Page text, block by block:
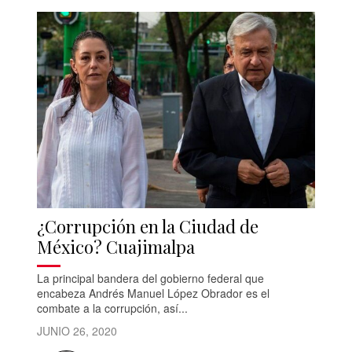
¿Corrupción en la Ciudad de
México? Cuajimalpa
La principal bandera del gobierno federal que
encabeza Andrés Manuel López Obrador es el
combate a la corrupción, así...
JUNIO 26, 2020